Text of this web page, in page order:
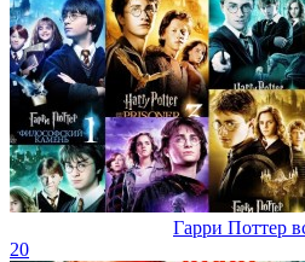
Гарри Поттер
20